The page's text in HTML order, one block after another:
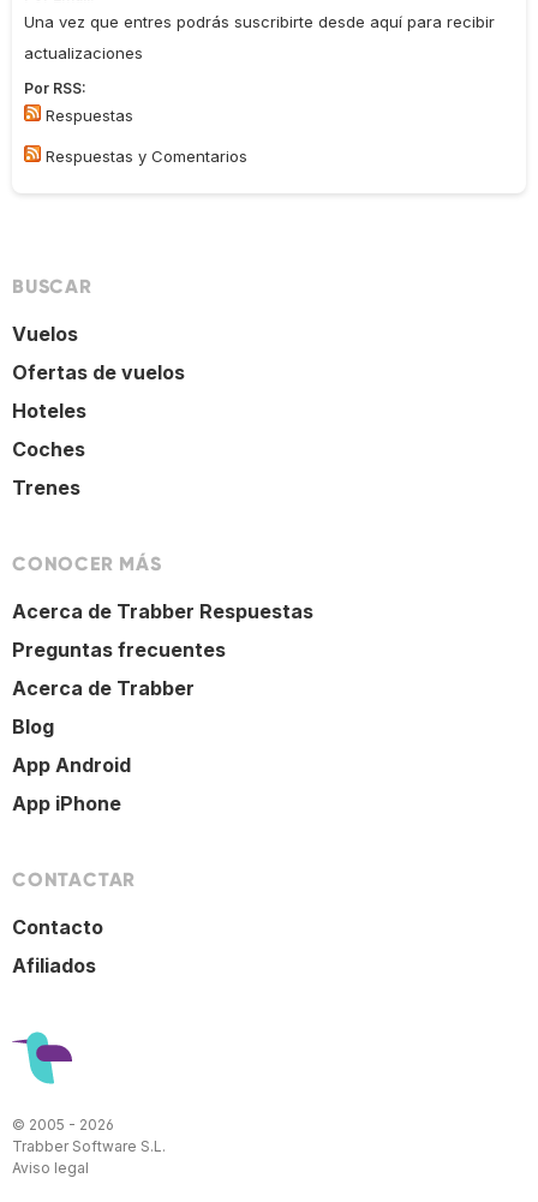
Una vez que entres podrás suscribirte desde aquí para recibir
actualizaciones
Por RSS:
Respuestas
Respuestas y Comentarios
BUSCAR
Vuelos
Ofertas de vuelos
Hoteles
Coches
Trenes
CONOCER MÁS
Acerca de Trabber Respuestas
Preguntas frecuentes
Acerca de Trabber
Blog
App Android
App iPhone
CONTACTAR
Contacto
Afiliados
© 2005 - 2026
Trabber Software S.L.
Aviso legal